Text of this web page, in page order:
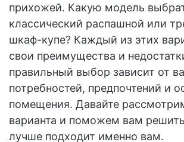
прихожей. Какую модель
классический распашной или
шкаф-купе? Каждый из этих
свои преимущества и
правильный выбор зависит от
потребностей, предпочтений и
помещения. Давайте
варианта и поможем вам
лучше подходит именно вам.